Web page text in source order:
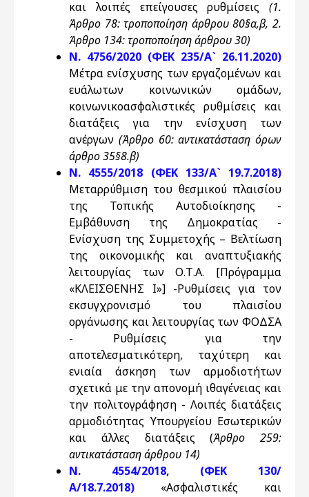
και λοιπές επείγουσες ρυθμίσεις (1.
Άρθρο 78: τροποποίηση άρθρου 80§α,β, 2.
Άρθρο 134: τροποποίηση άρθρου 30)
Ν. 4756/2020 (ΦΕΚ 235/Α` 26.11.2020)
Μέτρα ενίσχυσης των εργαζομένων και
ευάλωτων κοινωνικών ομάδων,
κοινωνικοασφαλιστικές ρυθμίσεις και
διατάξεις για την ενίσχυση των
ανέργων (Άρθρο 60: αντικατάσταση όρων
άρθρο 35§8.β)
Ν. 4555/2018 (ΦΕΚ 133/Α` 19.7.2018)
Μεταρρύθμιση του θεσμικού πλαισίου
της Τοπικής Αυτοδιοίκησης -
Εμβάθυνση της Δημοκρατίας -
Ενίσχυση της Συμμετοχής – Βελτίωση
της οικονομικής και αναπτυξιακής
λειτουργίας των Ο.Τ.Α. [Πρόγραμμα
«ΚΛΕΙΣΘΕΝΗΣ Ι»] -Ρυθμίσεις για τον
εκσυγχρονισμό του πλαισίου
οργάνωσης και λειτουργίας των ΦΟΔΣΑ
- Ρυθμίσεις για την
αποτελεσματικότερη, ταχύτερη και
ενιαία άσκηση των αρμοδιοτήτων
σχετικά με την απονομή ιθαγένειας και
την πολιτογράφηση - Λοιπές διατάξεις
αρμοδιότητας Υπουργείου Εσωτερικών
και άλλες διατάξεις (Άρθρο 259:
αντικατάσταση άρθρου 14)
N. 4554/2018, (ΦΕΚ 130/
Α/18.7.2018) «Ασφαλιστικές και